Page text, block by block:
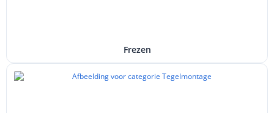
Frezen